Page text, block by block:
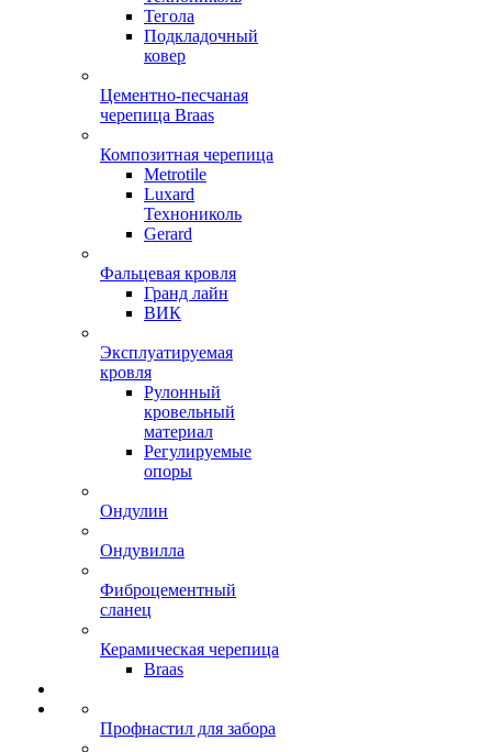
Тегола
Подкладочный
ковер
Цементно-песчаная
черепица Braas
Композитная черепица
Metrotile
Luxard
Технониколь
Gerard
Фальцевая кровля
Гранд лайн
ВИК
Эксплуатируемая
кровля
Рулонный
кровельный
материал
Регулируемые
опоры
Ондулин
Ондувилла
Фиброцементный
сланец
Керамическая черепица
Braas
Профнастил для забора